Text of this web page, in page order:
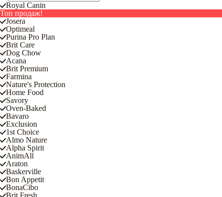
Royal Canin
Топ продаж!
Josera
Optimeal
Purina Pro Plan
Brit Care
Dog Chow
Acana
Brit Premium
Farmina
Nature's Protection
Home Food
Savory
Oven-Baked
Bavaro
Exclusion
1st Choice
Almo Nature
Alpha Spirit
AnimAll
Araton
Baskerville
Bon Appetit
BonaCibo
Brit Fresh